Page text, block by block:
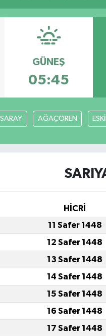
GÜNEŞ
05:45
AĞAÇÖREN
HİCRİ
11 Safer 1448
12 Safer 1448
13 Safer 1448
14 Safer 1448
15 Safer 1448
16 Safer 1448
17 Safer 1448